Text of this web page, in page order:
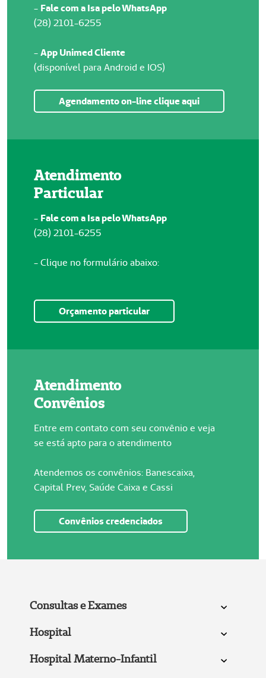
- Fale com a Isa pelo WhatsApp
(28) 2101-6255
-App Unimed Cliente
(disponível para Android e IOS)
Agendamento on-line clique aqui
Atendimento
Particular
- Fale com a Isa pelo WhatsApp
(28) 2101-6255
- Clique no formulário abaixo:
Orçamento particular
Atendimento
Convênios
Entre em contato com seu convênio e veja
se está apto para o atendimento
Atendemos os convênios: Banescaixa,
Capital Prev, Saúde Caixa e Cassi
Convênios credenciados
Consultas e Exames
Hospital
Hospital Materno-Infantil